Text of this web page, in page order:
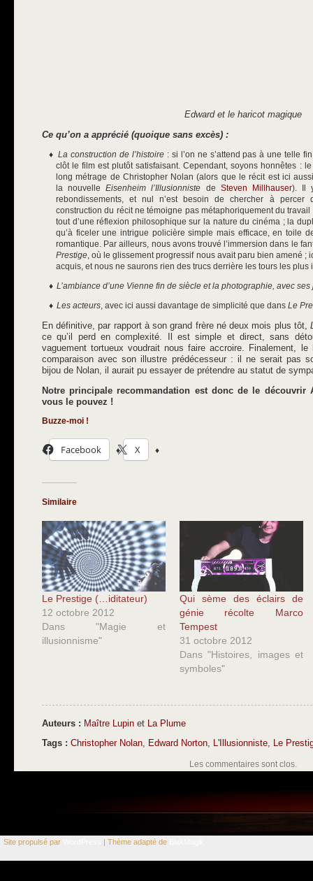
Edward et le haricot magique
Ce qu’on a apprécié (quoique sans excès) :
La construction de l’histoire: si l’on ne s’attend pas à une telle
clôt le film est plutôt satisfaisant. Cependant, soyons honnêtes :
long métrage de Christopher Nolan (alors que le récit est ici
la nouvelleEisenheim l’Illusionniste de Steven Millhauser). Il
rebondissements, et nul n’est besoin de chercher à percer
construction du récit ne témoigne pas métaphoriquement du
tout d’une réflexion philosophique sur la nature du cinéma ; la
qu’à ficeler une intrigue policière simple mais efficace, en toile
romantique. Par ailleurs, nous avons trouvé l’immersion dans le
Prestige, où le glissement progressif nous avait paru bien amené ;
acquis, et nous ne saurons rien des trucs derrière les tours les plus
L’ambiance d’une Vienne fin de siècle et la photographie, avec
Les acteurs, avec ici aussi davantage de simplicité que dans Le
En définitive, par rapport à son grand frère né deux mois plus tôt,
ce qu’il perd en complexité. Il est simple et direct, sans
vaguement tortueux voudrait nous faire accroire. Finalement,
comparaison avec son illustre prédécesseur : il ne serait pas
bijou de Nolan, il aurait pu essayer de prétendre au statut de
Notre principale recommandation est donc de le découvrir
vous le pouvez !
Buzze-moi !
Facebook X
Similaire
Le Prestige (…iditateur)
12 octobre 2012
Dans "Magie et
illusionnisme"
Qui sème des éclairs de
génie récolte Marco
Tempest
31 octobre 2012
Dans "Histoires, images et
symboles"
Auteurs : Maître Lupin et La Plume
Tags : Christopher Nolan, Edward Norton, L'Illusionniste, Le
Les commentaires sont clos.
Site propulsé par | Thème adapté de